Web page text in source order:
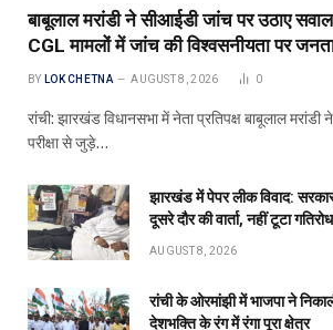
बाबूलाल मरांडी ने सीआईडी जांच पर उठाए
CGL मामलों में जांच की विश्वसनीयता पर
BY LOK CHETNA AUGUST 8, 2026 0
रांची: झारखंड विधानसभा में नेता प्रतिपक्ष बाबूलाल
परीक्षा से जुड़े…
झारखंड में पेपर लीक विवाद:
दूसरे दौर की वार्ता, नहीं टूटा गतिरोध
AUGUST 8, 2026
रांची के ओरमांझी में भाजपा ने
देशभक्ति के रंग में रंगा पूरा क्षेत्र